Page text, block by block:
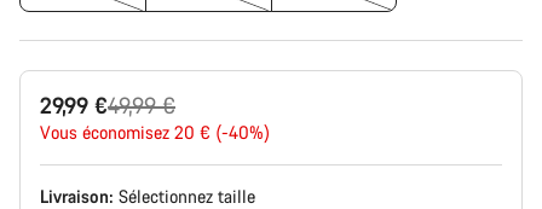
29,99 €
Prix
d’origine
49,99 €
Vous économisez 20 € (-40%)
Livraison: Sélectionnez taille